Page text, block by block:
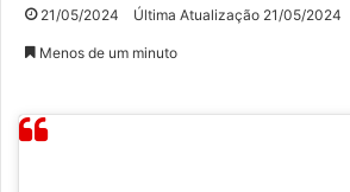
21/05/2024 Última Atualização 21/05/2024
Menos de um minuto